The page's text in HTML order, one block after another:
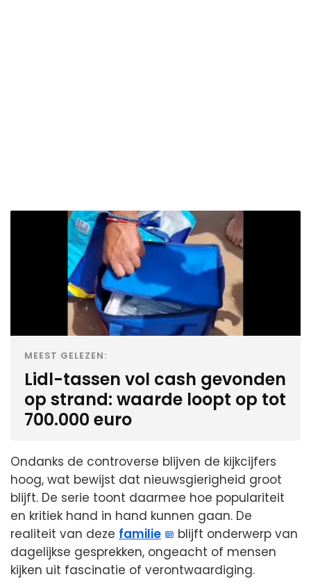
MEEST GELEZEN:
Lidl-tassen vol cash gevonden
op strand: waarde loopt op tot
700.000 euro
Ondanks de controverse blijven de kijkcijfers
hoog, wat bewijst dat nieuwsgierigheid groot
blijft. De serie toont daarmee hoe populariteit
en kritiek hand in hand kunnen gaan. De
realiteit van deze familie
blijft onderwerp van
dagelijkse gesprekken, ongeacht of mensen
kijken uit fascinatie of verontwaardiging.